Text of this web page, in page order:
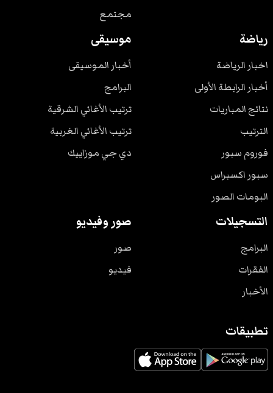
مجتمع
رياضة
اخبار الرياضة
أخبار الرابطة الأولى
نتائج المباريات
الترتيب
فوروم سبور
سبور اكسبراس
البومات الصور
موسيقى
أخبار الموسيقى
البرامج
ترتيب الأغاني الشرقية
ترتيب الأغاني الغربية
دي جي موزاييك
التسجيلات
البرامج
الفقرات
الأخبار
صور وفيديو
صور
فيديو
تطبيقات